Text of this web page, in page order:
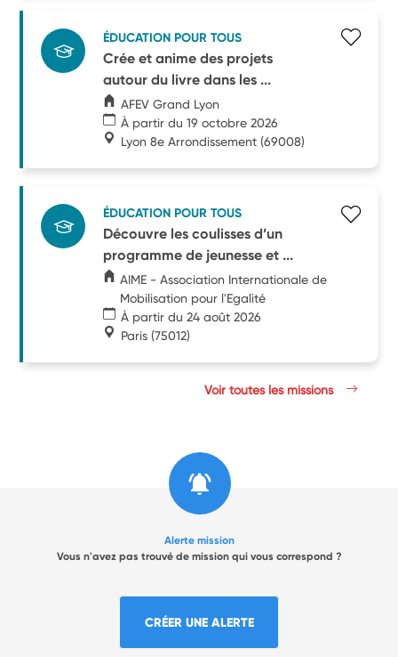
ÉDUCATION POUR TOUS
Crée et anime des projets
autour du livre dans les ...
AFEV Grand Lyon
À partir du 19 octobre 2026
Lyon 8e Arrondissement (69008)
ÉDUCATION POUR TOUS
Découvre les coulisses d’un
programme de jeunesse et ...
AIME - Association Internationale de
Mobilisation pour l'Egalité
À partir du 24 août 2026
Paris (75012)
Voir toutes les missions
Alerte mission
Vous n'avez pas trouvé de mission qui vous correspond ?
CRÉER UNE ALERTE